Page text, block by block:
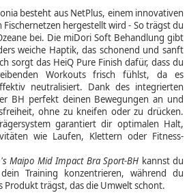
besteht aus NetPlus, einem innovativen
Fischernetzen hergestellt wird - So trägst du
bei. Die miDori Soft Behandlung gibt
weiche Haptik, das schonend und sanft
sorgt das HeiQ Pure Finish dafür, dass du
Workouts frisch fühlst, da es
neutralisiert. Dank des integrierten
BH perfekt deinen Bewegungen an und
ohne zu kneifen oder zu drücken.
garantiert dir optimalen Halt,
wie Laufen, Klettern oder Fitness-
Maipo Mid Impact Bra Sport-BH kannst du
Training konzentrieren, während du
Produkt trägst, das die Umwelt schont.